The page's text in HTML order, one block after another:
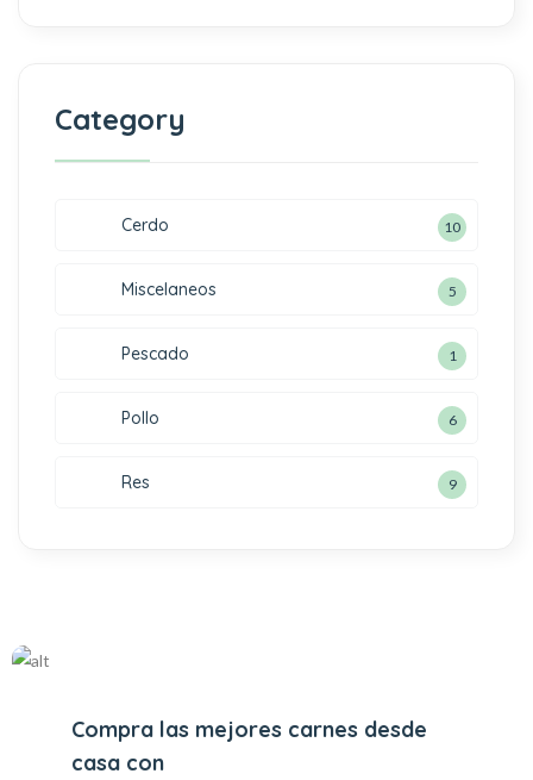
Category
Cerdo 10
Miscelaneos 5
Pescado 1
Pollo 6
Res 9
Compra las mejores carnes desde
casa con